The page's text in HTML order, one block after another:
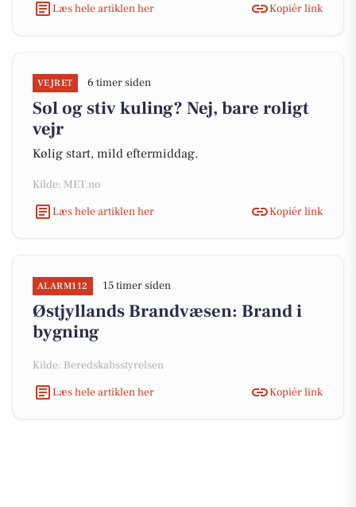
Læs hele artiklen her
Kopiér link
VEJRET 6 timer siden
Sol og stiv kuling? Nej, bare roligt
vejr
Kølig start, mild eftermiddag.
Kilde: MET.no
Læs hele artiklen her
Kopiér link
ALARM112 15 timer siden
Østjyllands Brandvæsen: Brand i
bygning
Kilde: Beredskabsstyrelsen
Læs hele artiklen her
Kopiér link